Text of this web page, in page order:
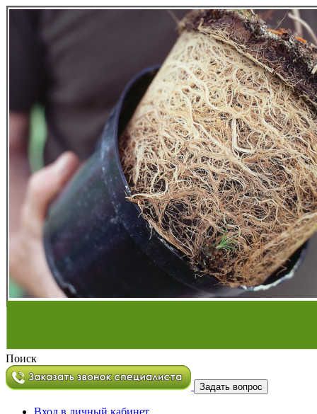
Поиск
Задать вопрос
Вход в личный кабинет